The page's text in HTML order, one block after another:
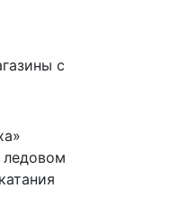
с
ледовом